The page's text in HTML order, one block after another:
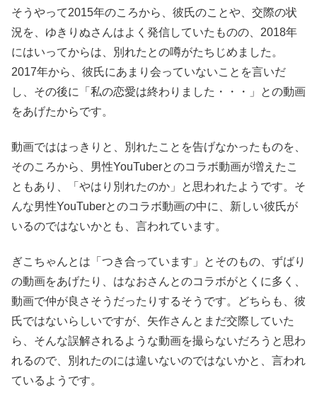
そうやって2015年のころから、彼氏のことや、交際の状
況を、ゆきりぬさんはよく発信していたものの、2018年
にはいってからは、別れたとの噂がたちじめました。
2017年から、彼氏にあまり会っていないことを言いだ
し、その後に「私の恋愛は終わりました・・・」との動画
をあげたからです。
動画でははっきりと、別れたことを告げなかったものを、
そのころから、男性YouTuberとのコラボ動画が増えたこ
ともあり、「やはり別れたのか」と思われたようです。そ
んな男性YouTuberとのコラボ動画の中に、新しい彼氏が
いるのではないかとも、言われています。
ぎこちゃんとは「つき合っています」とそのもの、ずばり
の動画をあげたり、はなおさんとのコラボがとくに多く、
動画で仲が良さそうだったりするそうです。どちらも、彼
氏ではないらしいですが、矢作さんとまだ交際していた
ら、そんな誤解されるような動画を撮らないだろうと思わ
れるので、別れたのには違いないのではないかと、言われ
ているようです。